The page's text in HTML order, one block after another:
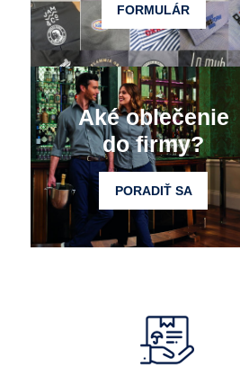
FORMULÁR
Aké oblečenie
do firmy?
PORADIŤ SA